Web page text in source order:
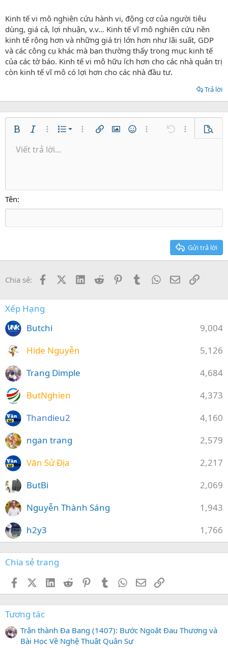
Kinh tế vi mô nghiên cứu hành vi, động cơ của người tiêu
dùng, giá cả, lợi nhuận, v.v… Kinh tế vĩ mô nghiên cứu nền
kinh tế rộng hơn và những giá trị lớn hơn như lãi suất, GDP
và các công cụ khác mà bạn thường thấy trong mục kinh tế
của các tờ báo. Kinh tế vi mô hữu ích hơn cho các nhà quản trị
còn kinh tế vĩ mô có lợi hơn cho các nhà đầu tư.
Trả lời
Bold In nghiêng
Thêm tùy chọn…
Danh sáchDanh sách có thứ tự
Thêm tùy chọn…
Chèn liên kết
Chèn hình ảnh
Mặt cườiThêm tùy chọn…
Undo Thêm tùy
Xem
Kích thước
9
18
22
Màu chữPhông chữ
Tahoma
Times New Roman
Căn lề
Căn trái
Paragraph format
Normal
Heading 2
Heading 3
Trích dẫn
MediaInsert tableInsert horizontal line
RedoToggle BB code
Xóa định dạng
Bản thảo
Viết trả lời...
Tên
Gửi trả lời
Chia sẻ: FacebookX (Twitter)
LinkedInReddit PinterestTumblrWhatsApp
EmailLink
Xếp Hạng
9,004
Butchi
5,126
Hide Nguyễn
4,684
Trang Dimple
4,373
ButNghien
4,160
Thandieu2
2,579
ngan trang
2,217
Văn Sử Địa
2,069
ButBi
1,943
Nguyễn Thành Sáng
1,766
h2y3
Chia sẻ trang
FacebookX (Twitter)
LinkedIn
Reddit PinterestTumblr WhatsApp
EmailLink
Tương tác
Trận thành Đa Bang (1407): Bước Ngoặt Đau Thương và
Bài Học Về Nghệ Thuật Quân Sự